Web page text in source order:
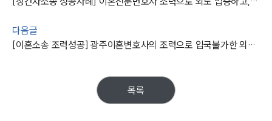
다음글
[이혼소송 조력성공] 광주이혼변호사의 조력으로 입국불가한 외국인 아내와 피해 없이 이혼 성공하다
목록